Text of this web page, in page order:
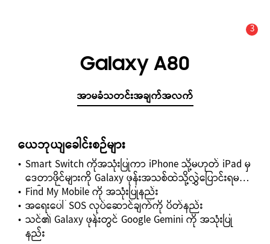
3
Galaxy A80
အာမခံသတင်းအချက်အလက်
ယေဘုယျခေါင်းစဉ်များ
Smart Switch ကိုအသုံးပြုကာ iPhone သို့မဟုတ် iPad မှ
ဒေတာဖိုင်များကို Galaxy ဖုန်းအသစ်ထဲသို့လွှဲပြောင်းရမည့်
နည်းလမ်း
Find My Mobile ကို အသုံးပြုနည်း
အရေးပေါ် SOS လုပ်ဆောင်ချက်ကို ပိတ်နည်း
သင်၏ Galaxy ဖုန်းတွင် Google Gemini ကို အသုံးပြု
နည်း